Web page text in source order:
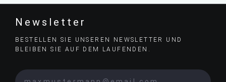
Newsletter
BESTELLEN SIE UNSEREN NEWSLETTER UND
BLEIBEN SIE AUF DEM LAUFENDEN.